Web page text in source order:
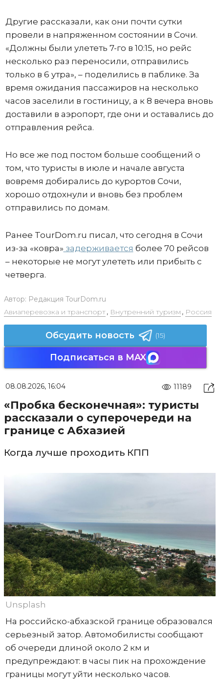
Другие рассказали, как они почти сутки
провели в напряженном состоянии в Сочи.
«Должны были улететь 7-го в 10:15, но рейс
несколько раз переносили, отправились
только в 6 утра», – поделились в паблике. За
время ожидания пассажиров на несколько
часов заселили в гостиницу, а к 8 вечера вновь
доставили в аэропорт, где они и оставались до
отправления рейса.
Но все же под постом больше сообщений о
том, что туристы в июле и начале августа
вовремя добирались до курортов Сочи,
хорошо отдохнули и вновь без проблем
отправились по домам.
Ранее TourDom.ru писал, что сегодня в Сочи
из-за «ковра» задерживается более 70 рейсов
– некоторые не могут улететь или прибыть с
четверга.
Автор: Редакция TourDom.ru
Авиаперевозка и транспорт, Внутренний туризм , Россия
Обсудить новость (15)
Подписаться в MAX
08.08.2026, 16:04 11189
«Пробка бесконечная»: туристы
рассказали о суперочереди на
границе с Абхазией
Когда лучше проходить КПП
Unsplash
На российско-абхазской границе образовался
серьезный затор. Автомобилисты сообщают
об очереди длиной около 2 км и
предупреждают: в часы пик на прохождение
границы могут уйти несколько часов.